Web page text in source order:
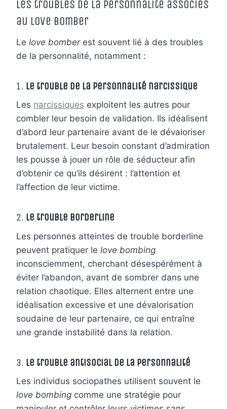
Les troubles de la personnalité associés
au love bomber
Le love bomberest souvent lié à des troubles
de la personnalité, notamment :
1. Le trouble de la personnalité narcissique
Les narcissiques exploitent les autres pour
combler leur besoin de validation. Ils idéalisent
d’abord leur partenaire avant de le dévaloriser
brutalement. Leur besoin constant d’admiration
les pousse à jouer un rôle de séducteur afin
d’obtenir ce qu’ils désirent : l’attention et
l’affection de leur victime.
2. Le trouble borderline
Les personnes atteintes de trouble borderline
peuvent pratiquer le love bombing
inconsciemment, cherchant désespérément à
éviter l’abandon, avant de sombrer dans une
relation chaotique. Elles alternent entre une
idéalisation excessive et une dévalorisation
soudaine de leur partenaire, ce qui entraîne
une grande instabilité dans la relation.
3. Le trouble antisocial de la personnalité
Les individus sociopathes utilisent souvent le
love bombing comme une stratégie pour